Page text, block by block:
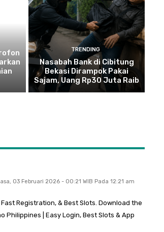
TRENDING
Nasabah Bank di Cibitung
Bekasi Dirampok Pakai
Sajam, Uang Rp30 Juta Raib
03 Februari 2026 - 00:21 WIB Pada 12:21 am
Registration, & Best Slots. Download the
Philippines | Easy Login, Best Slots & App